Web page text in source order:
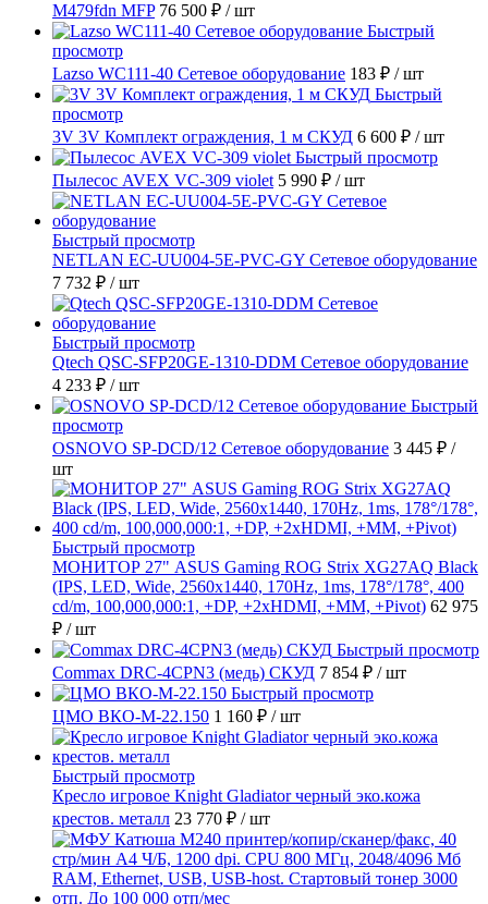
M479fdn MFP 76 500 ₽ / шт
Быстрый
просмотр
Lazso WC111-40 Сетевое оборудование 183 ₽ / шт
Быстрый
просмотр
3V 3V Комплект ограждения, 1 м СКУД 6 600 ₽ / шт
Быстрый просмотр
Пылесос AVEX VC-309 violet 5 990 ₽ / шт
Быстрый просмотр
NETLAN EC-UU004-5E-PVC-GY Сетевое оборудование
7 732 ₽ / шт
Быстрый просмотр
Qtech QSC-SFP20GE-1310-DDM Сетевое оборудование
4 233 ₽ / шт
Быстрый
просмотр
OSNOVO SP-DCD/12 Сетевое оборудование 3 445 ₽ /
шт
Быстрый просмотр
МОНИТОР 27" ASUS Gaming ROG Strix XG27AQ Black
(IPS, LED, Wide, 2560x1440, 170Hz, 1ms, 178°/178°, 400
cd/m, 100,000,000:1, +DP, +2хHDMI, +MM, +Pivot) 62 975
₽ / шт
Быстрый просмотр
Commax DRC-4CPN3 (медь) СКУД 7 854 ₽ / шт
Быстрый просмотр
ЦМО ВКО-М-22.150 1 160 ₽ / шт
Быстрый просмотр
Кресло игровое Knight Gladiator черный эко.кожа
крестов. металл 23 770 ₽ / шт